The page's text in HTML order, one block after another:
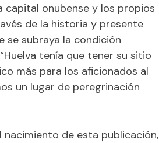
onubense y los propios
de la historia y presente
se subraya la condición
tenía que tener su sitio
más para los aficionados al
un lugar de peregrinación
de esta publicación,